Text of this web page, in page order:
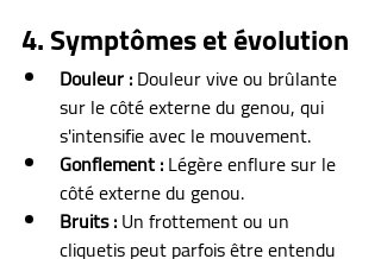
4. Symptômes et évolution
Douleur : Douleur vive ou brûlante
sur le côté externe du genou, qui
s'intensifie avec le mouvement.
Gonflement : Légère enflure sur le
côté externe du genou.
Bruits : Un frottement ou un
cliquetis peut parfois être entendu